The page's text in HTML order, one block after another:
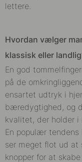
lettere.
Hvordan vælger
klassisk eller
En god
på de
ensartet udtryk i
bæredygtighed, og
kvalitet, der holder i
En populær tendens
ser meget flot ud at
knopper for at